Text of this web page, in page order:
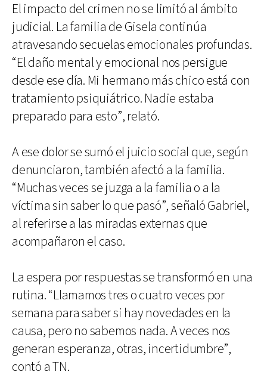
El impacto del crimen no se limitó al ámbito
judicial. La familia de Gisela continúa
atravesando secuelas emocionales profundas.
“El daño mental y emocional nos persigue
desde ese día. Mi hermano más chico está con
tratamiento psiquiátrico. Nadie estaba
preparado para esto”, relató.
A ese dolor se sumó el juicio social que, según
denunciaron, también afectó a la familia.
“Muchas veces se juzga a la familia o a la
víctima sin saber lo que pasó”, señaló Gabriel,
al referirse a las miradas externas que
acompañaron el caso.
La espera por respuestas se transformó en una
rutina. “Llamamos tres o cuatro veces por
semana para saber si hay novedades en la
causa, pero no sabemos nada. A veces nos
generan esperanza, otras, incertidumbre”,
contó a TN.